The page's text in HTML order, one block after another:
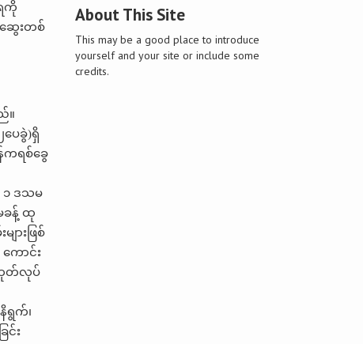
ကို
ဆွေးတစ်
။
ပေခွဲ)ရှိ
ကရစ်ခွေ
၁ ဒသမ
ခန့် ထု
ားဖြစ်
ောင်း
ထုတ်လုပ်
ရွက်၊
င်း
About This Site
This may be a good place to introduce
yourself and your site or include some
credits.